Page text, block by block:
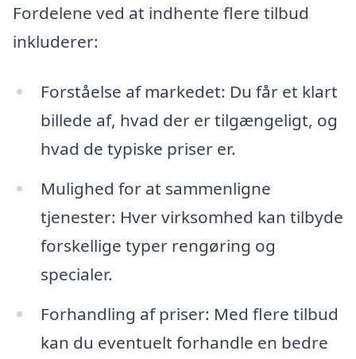
Fordelene ved at indhente flere tilbud
inkluderer:
Forståelse af markedet: Du får et klart
billede af, hvad der er tilgængeligt, og
hvad de typiske priser er.
Mulighed for at sammenligne
tjenester: Hver virksomhed kan tilbyde
forskellige typer rengøring og
specialer.
Forhandling af priser: Med flere tilbud
kan du eventuelt forhandle en bedre